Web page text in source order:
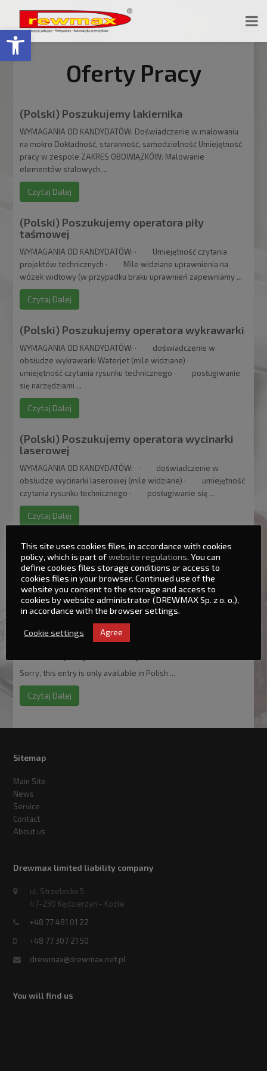
Open toolbar
Oferty Pracy
(Polski) Poszukujemy lakiernika
WYMAGANIA OD KANDYDATÓW: Doświadczenie w malowaniu
na mokro Dokładność, staranność, samodzielność Umiejętność
pracy w zespole ZAKRES OBOWIĄZKÓW: Malowanie
elementów stalowych ...
Czytaj Dalej
(Polski) Poszukujemy operatora piły
taśmowej
WYMAGANIA OD KANDYDATÓW: · Umiejętność czytania
projektów technicznych · Mile widziane uprawnienia na
wózek widłowy (w przypadku braku uprawnień zapewniamy ...
Czytaj Dalej
(Polski) Poszukujemy operatora wykrawarki
WYMAGANIA OD KANDYDATÓW: · doświadczenie w
obsłudze wykrawarki Waterjet (mile widziane) ·
umiejętność czytania rysunku technicznego · posługiwanie
się narzędziami ...
Czytaj Dalej
(Polski) Poszukujemy operatora wycinarki
laserowej
WYMAGANIA OD KANDYDATÓW: · doświadczenie w
obsłudze wycinarki laserowej (mile widziane) · umiejętność
czytania rysunku technicznego · posługiwanie się ...
Czytaj Dalej
(Polski) Poszukujemy Monterów
WYMAGANIA OD KANDYDATÓW: · Umiejętność posługiwania
się elektronarzędziami · Umiejętność czytania rysunku
technicznego · Dokładność, staranność, zaangażowanie
· Umiejętność pracy ...
Sorry, this entry is only available in Polish ...
Czytaj Dalej
Sitemap
Main Site
News
Service
Contact
About us
Drewmax limited liability company
ul. Strzelecka 5
47-230 Kędzierzyn - Koźle
+48 77 481 01 22
+48 77 307 21 50
drewmax@drewmax.net.pl
You will find us
This site uses cookies files, in accordance with cookies
policy, which is part ofwebsite regulations . You can
define cookies files storage conditions or access to
cookies files in your browser. Continued use of the
website you consent to the storage and access to
cookies by website administrator (DREWMAX Sp. z o. o.),
in accordance with the browser settings.
Cookie settings Agree